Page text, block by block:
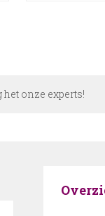
het onze experts!